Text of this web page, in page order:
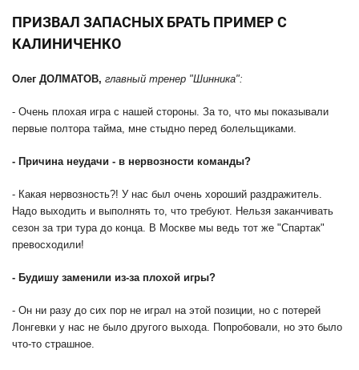
ПРИЗВАЛ ЗАПАСНЫХ БРАТЬ ПРИМЕР С
КАЛИНИЧЕНКО
Олег ДОЛМАТОВ, главный тренер "Шинника":
- Очень плохая игра с нашей стороны. За то, что мы показывали
первые полтора тайма, мне стыдно перед болельщиками.
- Причина неудачи - в нервозности команды?
- Какая нервозность?! У нас был очень хороший раздражитель.
Надо выходить и выполнять то, что требуют. Нельзя заканчивать
сезон за три тура до конца. В Москве мы ведь тот же "Спартак"
превосходили!
- Будишу заменили из-за плохой игры?
- Он ни разу до сих пор не играл на этой позиции, но с потерей
Лонгевки у нас не было другого выхода. Попробовали, но это было
что-то страшное.